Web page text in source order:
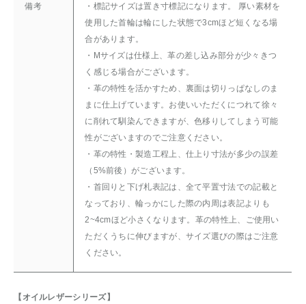
備考
・標記サイズは置き寸標記になります。 厚い素材を
使用した首輪は輪にした状態で3cmほど短くなる場
合があります。
・Mサイズは仕様上、革の差し込み部分が少々きつ
く感じる場合がございます。
・革の特性を活かすため、裏面は切りっぱなしのま
まに仕上げています。お使いいただくにつれて徐々
に削れて馴染んできますが、色移りしてしまう可能
性がございますのでご注意ください。
・革の特性・製造工程上、仕上り寸法が多少の誤差
（5%前後）がございます。
・首回りと下げ札表記は、全て平置寸法での記載と
なっており、輪っかにした際の内周は表記よりも
2~4cmほど小さくなります。革の特性上、ご使用い
ただくうちに伸びますが、サイズ選びの際はご注意
ください。
【オイルレザーシリーズ】